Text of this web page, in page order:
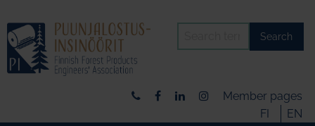
Search
Member pages
FI
EN